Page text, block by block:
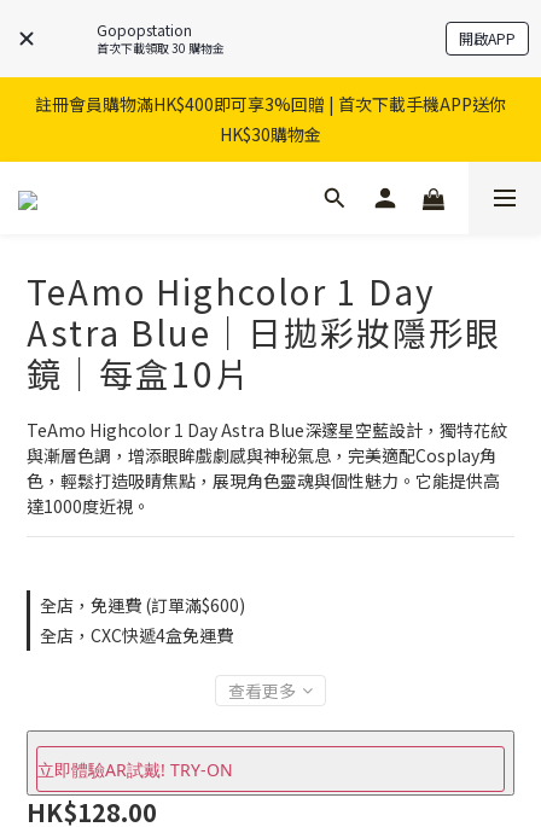
Gopopstation
首次下載領取 30 購物金 開啟APP
註冊會員購物滿HK$400即可享3%回贈 | 首次下載手機APP送你
HK$30購物金
TeAmo Highcolor 1 Day
Astra Blue｜日拋彩妝隱形眼
鏡｜每盒10片
TeAmo Highcolor 1 Day Astra Blue深邃星空藍設計，獨特花紋
與漸層色調，增添眼眸戲劇感與神秘氣息，完美適配Cosplay角
色，輕鬆打造吸睛焦點，展現角色靈魂與個性魅力。它能提供高
達1000度近視。
全店，免運費 (訂單滿$600)
全店，CXC快遞4盒免運費
查看更多
立即體驗AR試戴! TRY-ON
HK$128.00